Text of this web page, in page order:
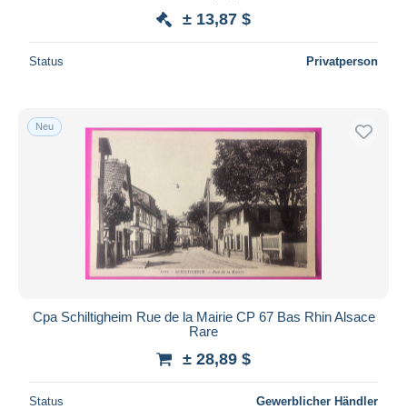
± 13,87 $
Status Privatperson
Neu
Cpa Schiltigheim Rue de la Mairie CP 67 Bas Rhin Alsace
Rare
± 28,89 $
Status Gewerblicher Händler